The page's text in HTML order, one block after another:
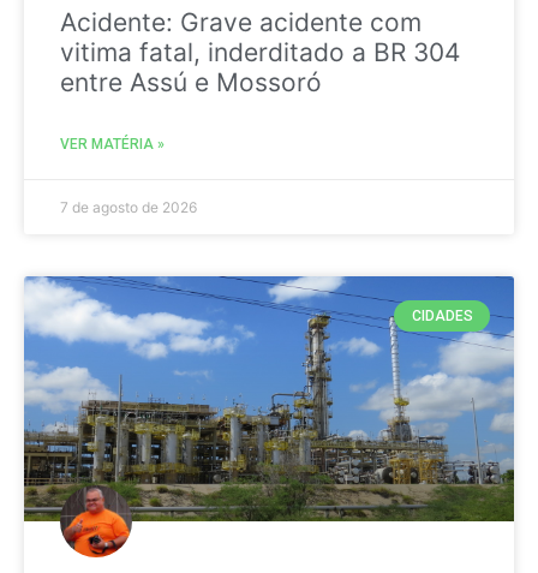
Acidente: Grave acidente com
vitima fatal, inderditado a BR 304
entre Assú e Mossoró
VER MATÉRIA »
7 de agosto de 2026
CIDADES